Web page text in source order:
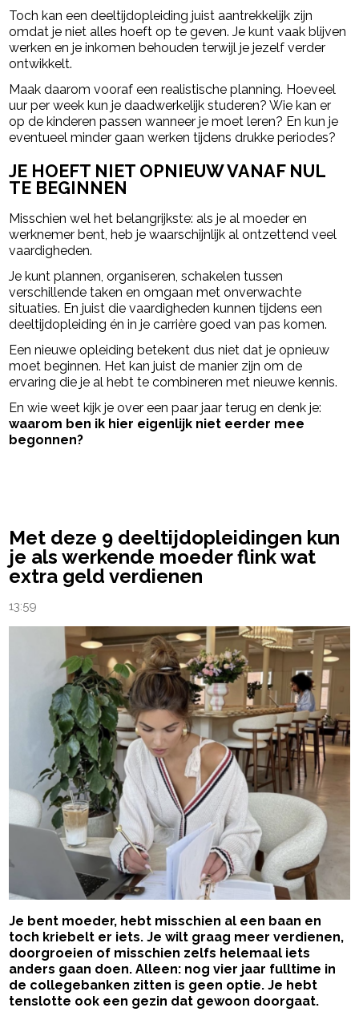
Toch kan een deeltijdopleiding juist aantrekkelijk zijn
omdat je niet alles hoeft op te geven. Je kunt vaak blijven
werken en je inkomen behouden terwijl je jezelf verder
ontwikkelt.
Maak daarom vooraf een realistische planning. Hoeveel
uur per week kun je daadwerkelijk studeren? Wie kan er
op de kinderen passen wanneer je moet leren? En kun je
eventueel minder gaan werken tijdens drukke periodes?
JE HOEFT NIET OPNIEUW VANAF NUL
TE BEGINNEN
Misschien wel het belangrijkste: als je al moeder en
werknemer bent, heb je waarschijnlijk al ontzettend veel
vaardigheden.
Je kunt plannen, organiseren, schakelen tussen
verschillende taken en omgaan met onverwachte
situaties. En juist die vaardigheden kunnen tijdens een
deeltijdopleiding én in je carrière goed van pas komen.
Een nieuwe opleiding betekent dus niet dat je opnieuw
moet beginnen. Het kan juist de manier zijn om de
ervaring die je al hebt te combineren met nieuwe kennis.
En wie weet kijk je over een paar jaar terug en denk je:
waarom ben ik hier eigenlijk niet eerder mee
begonnen?
Met deze 9 deeltijdopleidingen kun
je als werkende moeder flink wat
extra geld verdienen
13:59
Je bent moeder, hebt misschien al een baan en
toch kriebelt er iets. Je wilt graag meer verdienen,
doorgroeien of misschien zelfs helemaal iets
anders gaan doen. Alleen: nog vier jaar fulltime in
de collegebanken zitten is geen optie. Je hebt
tenslotte ook een gezin dat gewoon doorgaat.